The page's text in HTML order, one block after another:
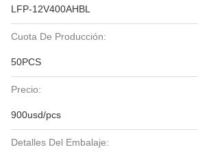
LFP-12V400AHBL
Cuota De Producción:
50PCS
Precio:
900usd/pcs
Detalles Del Embalaje: